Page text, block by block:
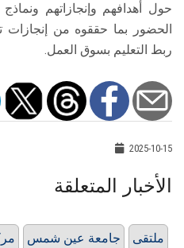
حول أهدافهم وإنجازاتهم
الحضور بما حققوه من
ربط التعليم بسوق العمل.
2025-10-15
الأخبار المتعلقة
جامعة عين شمس ملتقى